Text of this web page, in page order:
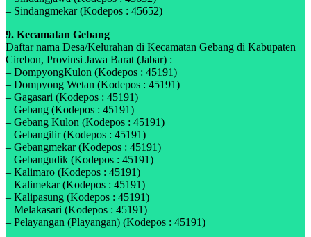
– Sindangmekar (Kodepos : 45652)
9. Kecamatan Gebang
Daftar nama Desa/Kelurahan di Kecamatan Gebang di Kabupaten
Cirebon, Provinsi Jawa Barat (Jabar) :
– DompyongKulon (Kodepos : 45191)
– Dompyong Wetan (Kodepos : 45191)
– Gagasari (Kodepos : 45191)
– Gebang (Kodepos : 45191)
– Gebang Kulon (Kodepos : 45191)
– Gebangilir (Kodepos : 45191)
– Gebangmekar (Kodepos : 45191)
– Gebangudik (Kodepos : 45191)
– Kalimaro (Kodepos : 45191)
– Kalimekar (Kodepos : 45191)
– Kalipasung (Kodepos : 45191)
– Melakasari (Kodepos : 45191)
– Pelayangan (Playangan) (Kodepos : 45191)